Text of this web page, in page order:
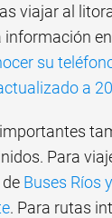
viajar al
su
a
Para
Buses Ríos
. Para rutas